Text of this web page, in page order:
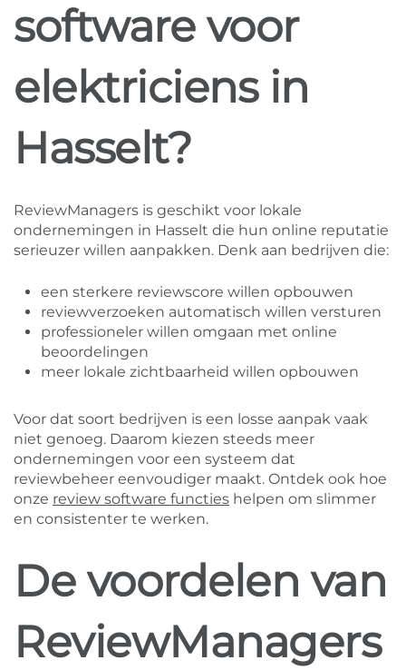
software voor
elektriciens in
Hasselt?
ReviewManagers is geschikt voor lokale
ondernemingen in Hasselt die hun online reputatie
serieuzer willen aanpakken. Denk aan bedrijven die:
een sterkere reviewscore willen opbouwen
reviewverzoeken automatisch willen versturen
professioneler willen omgaan met online
beoordelingen
meer lokale zichtbaarheid willen opbouwen
Voor dat soort bedrijven is een losse aanpak vaak
niet genoeg. Daarom kiezen steeds meer
ondernemingen voor een systeem dat
reviewbeheer eenvoudiger maakt. Ontdek ook hoe
onze review software functies helpen om slimmer
en consistenter te werken.
De voordelen van
ReviewManagers